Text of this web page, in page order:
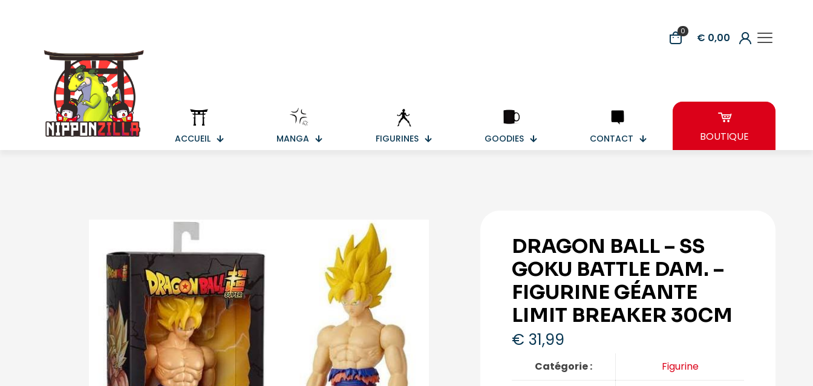
0 € 0,00
ACCUEIL MANGA FIGURINES GOODIES CONTACT BOUTIQUE
DRAGON BALL – SS
GOKU BATTLE DAM. –
FIGURINE GÉANTE
LIMIT BREAKER 30CM
€ 31,99
Catégorie :
Figurine